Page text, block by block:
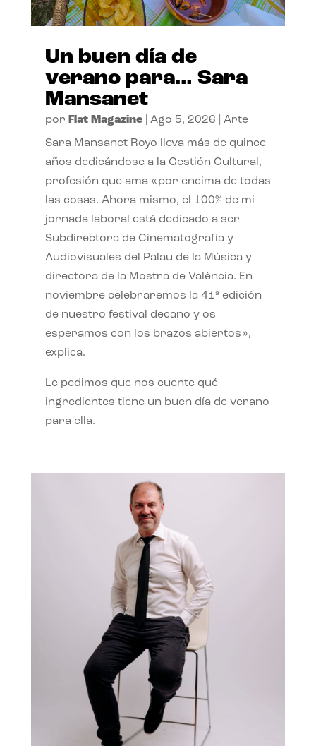
Un buen día de
verano para… Sara
Mansanet
por Flat Magazine| Ago 5, 2026 Arte
Sara Mansanet Royo lleva más de quince
años dedicándose a la Gestión Cultural,
profesión que ama «por encima de todas
las cosas. Ahora mismo, el 100% de mi
jornada laboral está dedicado a ser
Subdirectora de Cinematografía y
Audiovisuales del Palau de la Música y
directora de la Mostra de València. En
noviembre celebraremos la 41ª edición
de nuestro festival decano y os
esperamos con los brazos abiertos»,
explica.
Le pedimos que nos cuente qué
ingredientes tiene un buen día de verano
para ella.